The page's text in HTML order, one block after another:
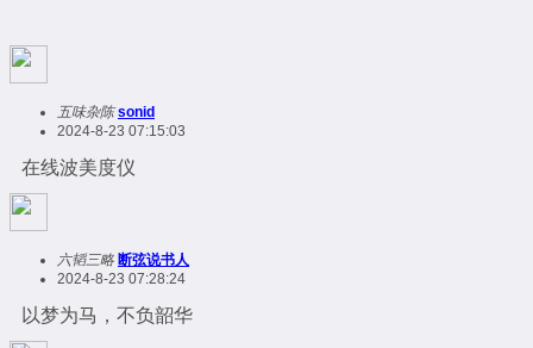
五味杂陈 sonid
2024-8-23 07:15:03
在线波美度仪
六韬三略 断弦说书人
2024-8-23 07:28:24
以梦为马，不负韶华